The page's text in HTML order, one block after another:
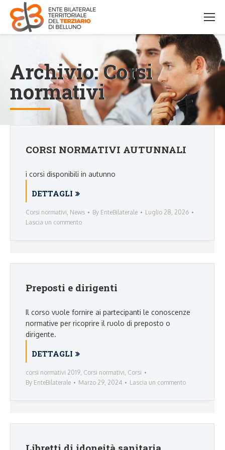
Archivio:Corsi
normativi
CORSI NORMATIVI AUTUNNALI
i corsi disponibili in autunno
DETTAGLI
Corsi normativi, News By EnteBilaterale
Luglio 28, 2026
Lascia un commento
Preposti e dirigenti
Il corso vuole fornire ai partecipanti le conoscenze
normative per ricoprire il ruolo di preposto o
dirigente.
DETTAGLI
corsi normativi 2019, Corsi normativi, Corsi
By EnteBilaterale Marzo 29, 2024 Lascia un commento